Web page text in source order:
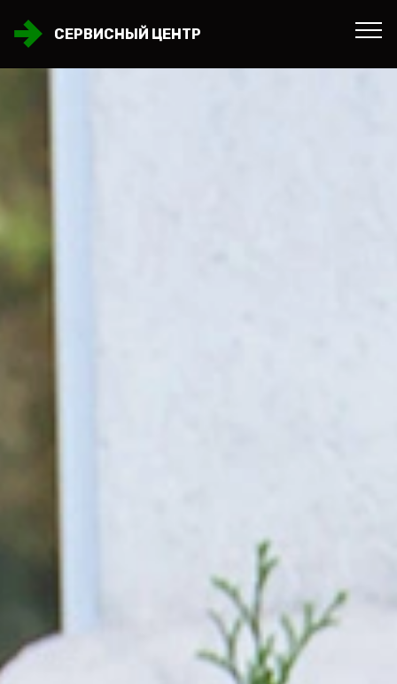
СЕРВИСНЫЙ ЦЕНТР